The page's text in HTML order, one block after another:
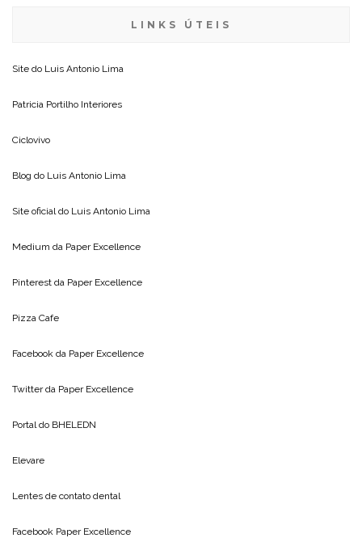
LINKS ÚTEIS
Site do Luis Antonio Lima
Patricia Portilho Interiores
Ciclovivo
Blog do Luis Antonio Lima
Site oficial do Luis Antonio Lima
Medium da Paper Excellence
Pinterest da Paper Excellence
Pizza Cafe
Facebook da Paper Excellence
Twitter da Paper Excellence
Portal do BHELEDN
Elevare
Lentes de contato dental
Facebook Paper Excellence